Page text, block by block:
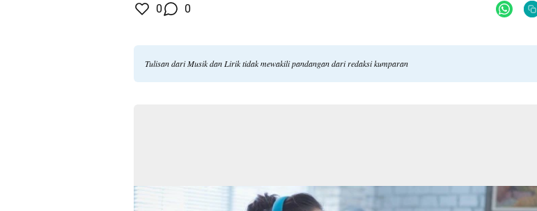
0 0
Tulisan dari Musik dan Lirik tidak mewakili pandangan dari redaksi kumparan